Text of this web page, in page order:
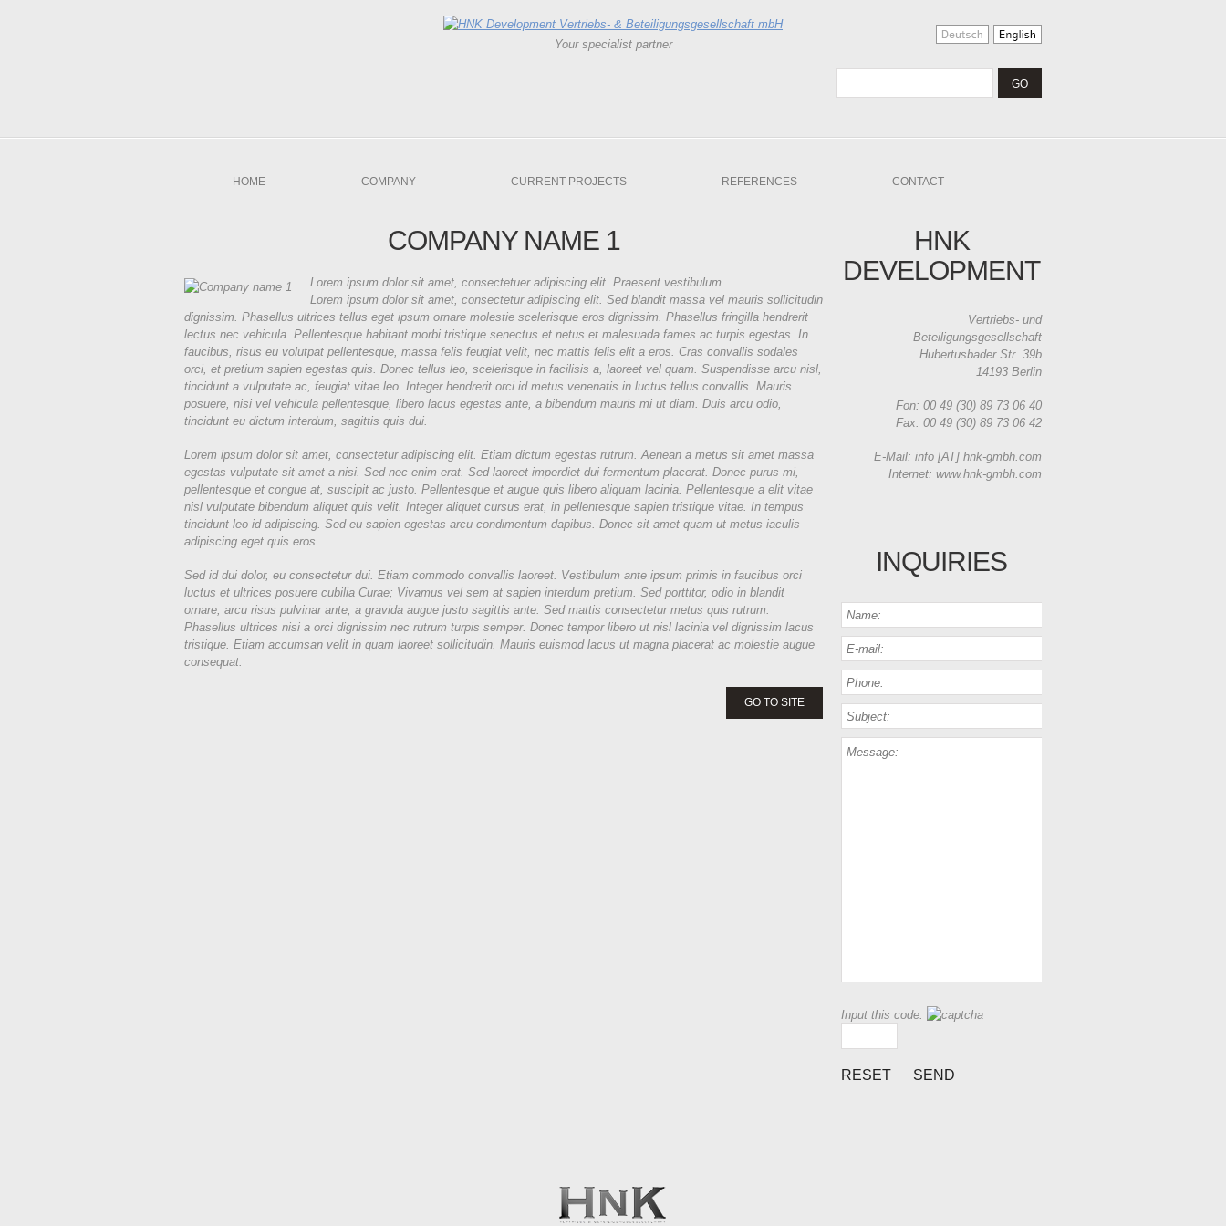
Your specialist partner
HOME COMPANY CURRENT PROJECTS REFERENCES CONTACT
COMPANY NAME 1
Lorem ipsum dolor sit amet, consectetuer adipiscing elit. Praesent vestibulum.
Lorem ipsum dolor sit amet, consectetur adipiscing elit. Sed blandit massa vel mauris sollicitudin
dignissim. Phasellus ultrices tellus eget ipsum ornare molestie scelerisque eros dignissim. Phasellus fringilla hendrerit
lectus nec vehicula. Pellentesque habitant morbi tristique senectus et netus et malesuada fames ac turpis egestas. In
faucibus, risus eu volutpat pellentesque, massa felis feugiat velit, nec mattis felis elit a eros. Cras convallis sodales
orci, et pretium sapien egestas quis. Donec tellus leo, scelerisque in facilisis a, laoreet vel quam. Suspendisse arcu nisl,
tincidunt a vulputate ac, feugiat vitae leo. Integer hendrerit orci id metus venenatis in luctus tellus convallis. Mauris
posuere, nisi vel vehicula pellentesque, libero lacus egestas ante, a bibendum mauris mi ut diam. Duis arcu odio,
tincidunt eu dictum interdum, sagittis quis dui.
Lorem ipsum dolor sit amet, consectetur adipiscing elit. Etiam dictum egestas rutrum. Aenean a metus sit amet massa
egestas vulputate sit amet a nisi. Sed nec enim erat. Sed laoreet imperdiet dui fermentum placerat. Donec purus mi,
pellentesque et congue at, suscipit ac justo. Pellentesque et augue quis libero aliquam lacinia. Pellentesque a elit vitae
nisl vulputate bibendum aliquet quis velit. Integer aliquet cursus erat, in pellentesque sapien tristique vitae. In tempus
tincidunt leo id adipiscing. Sed eu sapien egestas arcu condimentum dapibus. Donec sit amet quam ut metus iaculis
adipiscing eget quis eros.
Sed id dui dolor, eu consectetur dui. Etiam commodo convallis laoreet. Vestibulum ante ipsum primis in faucibus orci
luctus et ultrices posuere cubilia Curae; Vivamus vel sem at sapien interdum pretium. Sed porttitor, odio in blandit
ornare, arcu risus pulvinar ante, a gravida augue justo sagittis ante. Sed mattis consectetur metus quis rutrum.
Phasellus ultrices nisi a orci dignissim nec rutrum turpis semper. Donec tempor libero ut nisl lacinia vel dignissim lacus
tristique. Etiam accumsan velit in quam laoreet sollicitudin. Mauris euismod lacus ut magna placerat ac molestie augue
consequat.
GO TO SITE
HNK
DEVELOPMENT
Vertriebs- und
Beteiligungsgesellschaft
Hubertusbader Str. 39b
14193 Berlin
Fon: 00 49 (30) 89 73 06 40
Fax: 00 49 (30) 89 73 06 42
E-Mail: info [AT] hnk-gmbh.com
Internet: www.hnk-gmbh.com
INQUIRIES
Input this code: